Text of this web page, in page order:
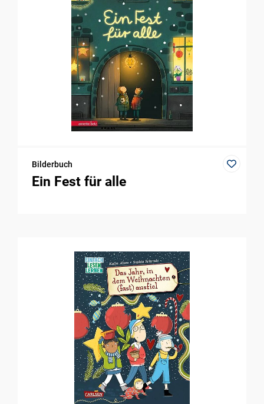
Bilderbuch
Ein Fest für alle